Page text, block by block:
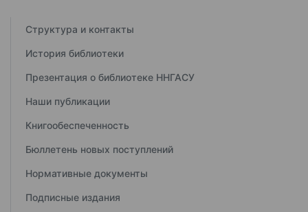
Структура и контакты
История библиотеки
Презентация о библиотеке ННГАСУ
Наши публикации
Книгообеспеченность
Бюллетень новых поступлений
Нормативные документы
Подписные издания